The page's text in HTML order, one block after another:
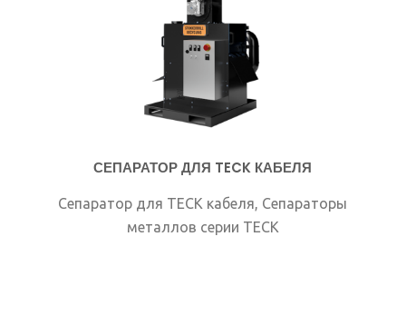
СЕПАРАТОР ДЛЯ TECK КАБЕЛЯ
Сепаратор для TECK кабеля, Сепараторы
металлов серии TECK